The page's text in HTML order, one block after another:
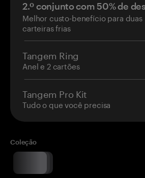
2.º conjunto com 50% de
Melhor custo-benefício para duas
carteiras frias
Tangem Ring
Anel e 2 cartões
Tangem Pro Kit
Tudo o que você precisa
Coleção